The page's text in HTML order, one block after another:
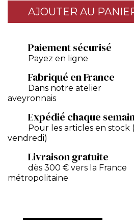
AJOUTER AU
Paiement sécurisé
Payez en ligne
Fabriqué en France
Dans notre atelier
aveyronnais
Expédié chaque
Pour les articles en stock
vendredi)
Livraison gratuite
dès 300 € vers la France
métropolitaine